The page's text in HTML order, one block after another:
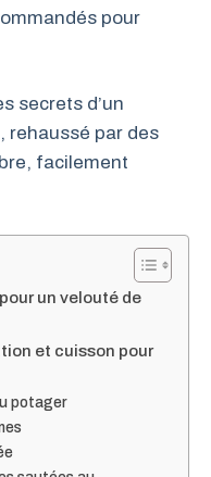
pour
secrets d’un
rehaussé par des
facilement
un velouté de
et cuisson pour
potager